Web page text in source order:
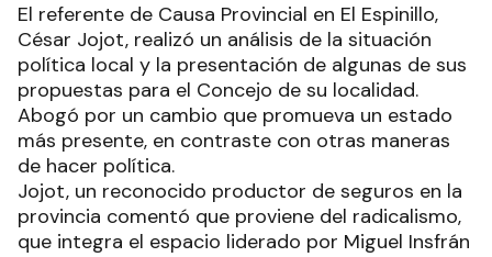
El referente de Causa Provincial en El Espinillo,
César Jojot, realizó un análisis de la situación
política local y la presentación de algunas de sus
propuestas para el Concejo de su localidad.
Abogó por un cambio que promueva un estado
más presente, en contraste con otras maneras
de hacer política.
Jojot, un reconocido productor de seguros en la
provincia comentó que proviene del radicalismo,
que integra el espacio liderado por Miguel Insfrán